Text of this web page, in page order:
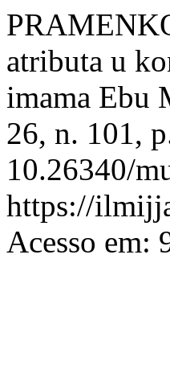
atributa u
imama Ebu
26, n. 101,
10.26340/
https://
Acesso em: